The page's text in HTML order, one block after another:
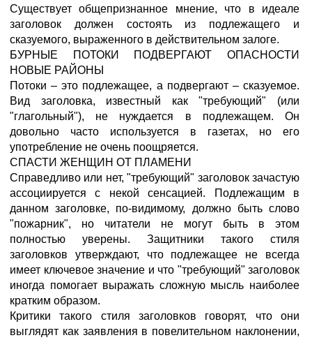
Существует общепризнанное мнение, что в идеале
заголовок должен состоять из подлежащего и
сказуемого, выраженного в действительном залоге.
БУРНЫЕ ПОТОКИ ПОДВЕРГАЮТ ОПАСНОСТИ
НОВЫЕ РАЙОНЫ
Потоки – это подлежащее, а подвергают – сказуемое.
Вид заголовка, известный как "требующий" (или
"глагольный"), не нуждается в подлежащем. Он
довольно часто используется в газетах, но его
употребление не очень поощряется.
СПАСТИ ЖЕНЩИН ОТ ПЛАМЕНИ
Справедливо или нет, "требующий" заголовок зачастую
ассоциируется с некой сенсацией. Подлежащим в
данном заголовке, по-видимому, должно быть слово
"пожарник", но читатели не могут быть в этом
полностью уверены. Защитники такого стиля
заголовков утверждают, что подлежащее не всегда
имеет ключевое значение и что "требующий" заголовок
иногда помогает выражать сложную мысль наиболее
кратким образом.
Критики такого стиля заголовков говорят, что они
выглядят как заявления в повелительном наклонении,